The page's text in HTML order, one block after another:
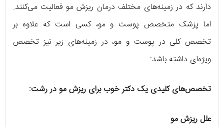
دارند که در زمینه‌های مختلف درمان ریزش مو فعالیت می‌کنند.
اما پزشک متخصص پوست و مو، کسی است که علاوه بر
تخصص کلی در پوست و مو، در زمینه‌های زیر نیز تخصص
ویژه‌ای داشته باشد:
تخصص‌های کلیدی یک دکتر خوب برای ریزش مو در رشت:
علل ریزش مو